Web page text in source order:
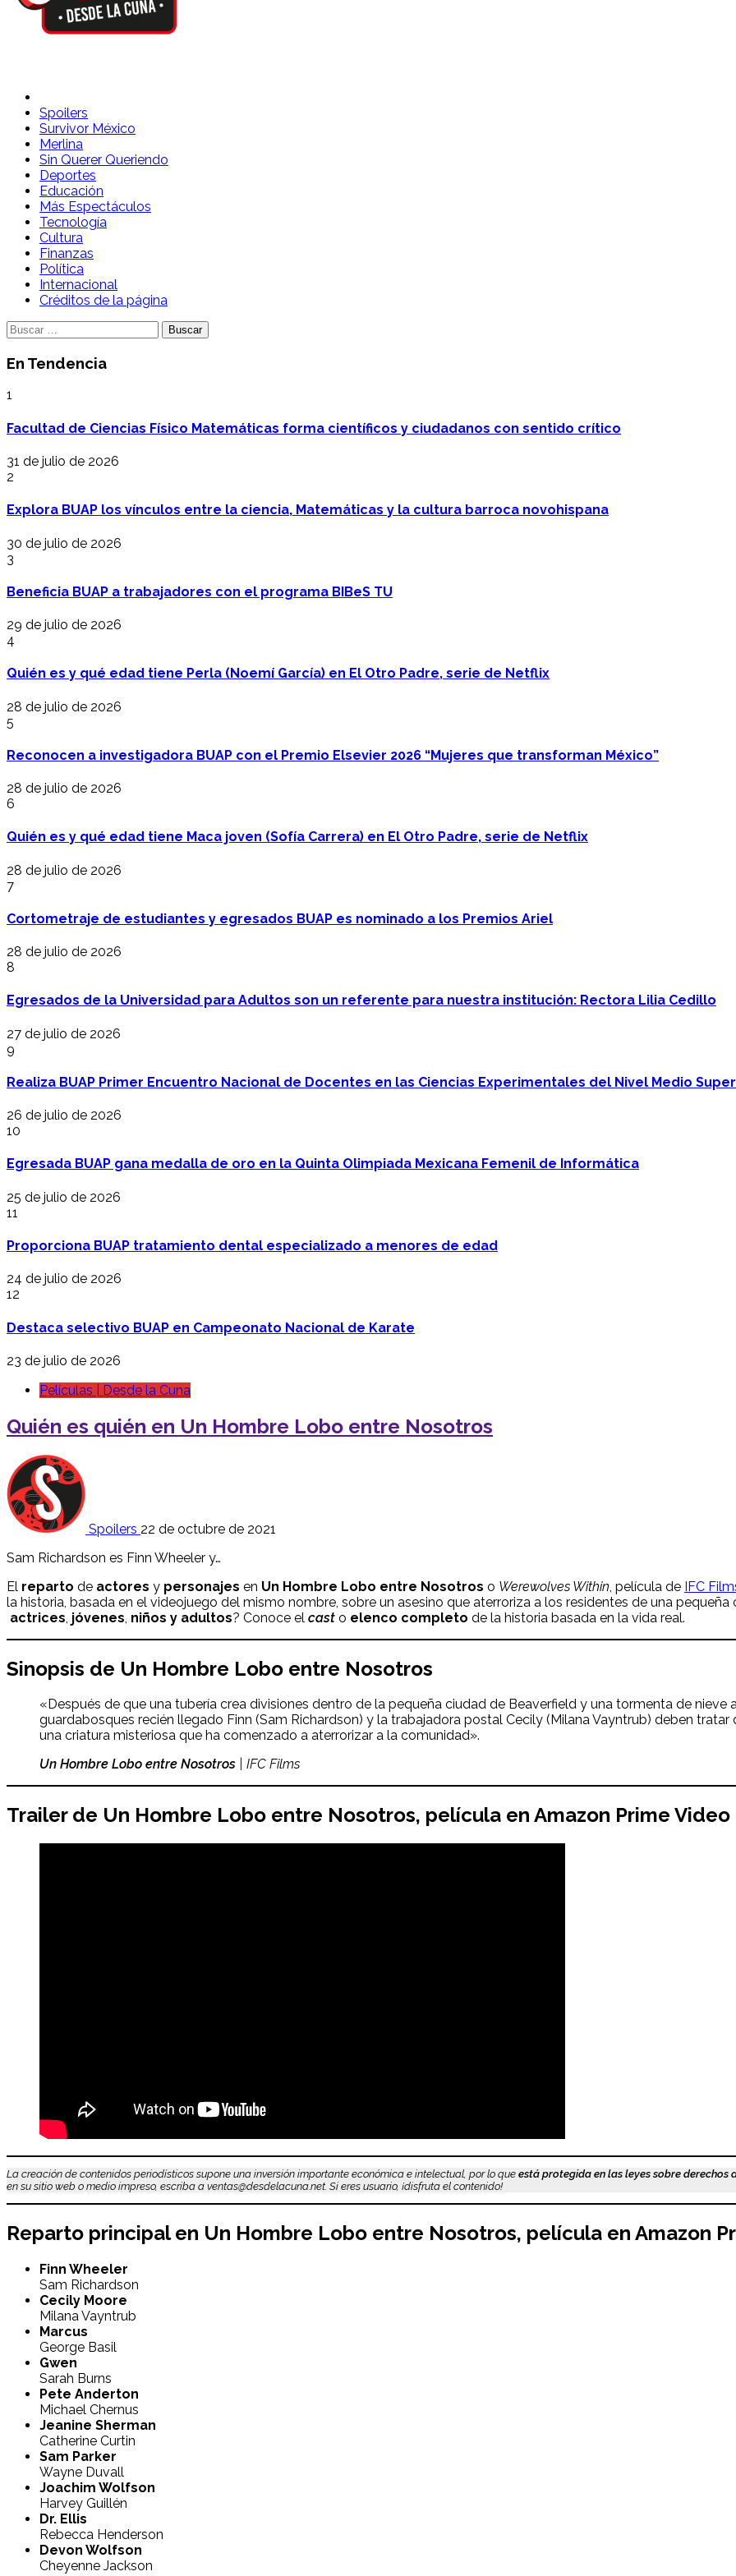
Spoilers Desde la Cuna
Sitio con información sobre series, película, reality shows y telenovelas
Spoilers
Survivor México
Merlina
Sin Querer Queriendo
Deportes
Educación
Más Espectáculos
Tecnología
Cultura
Finanzas
Política
Internacional
Créditos de la página
Buscar:
En Tendencia
1
Facultad de Ciencias Físico Matemáticas forma científicos y ciudadanos con sentido crítico
31 de julio de 2026
2
Explora BUAP los vínculos entre la ciencia, Matemáticas y la cultura barroca novohispana
30 de julio de 2026
3
Beneficia BUAP a trabajadores con el programa BIBeS TU
29 de julio de 2026
4
Quién es y qué edad tiene Perla (Noemí García) en El Otro Padre, serie de Netflix
28 de julio de 2026
5
Reconocen a investigadora BUAP con el Premio Elsevier 2026 “Mujeres que transforman México”
28 de julio de 2026
6
Quién es y qué edad tiene Maca joven (Sofía Carrera) en El Otro Padre, serie de Netflix
28 de julio de 2026
7
Cortometraje de estudiantes y egresados BUAP es nominado a los Premios Ariel
28 de julio de 2026
8
Egresados de la Universidad para Adultos son un referente para nuestra institución: Rectora Lilia Cedillo
27 de julio de 2026
9
Realiza BUAP Primer Encuentro Nacional de Docentes en las Ciencias Experimentales del Nivel Medio
26 de julio de 2026
10
Egresada BUAP gana medalla de oro en la Quinta Olimpiada Mexicana Femenil de Informática
25 de julio de 2026
11
Proporciona BUAP tratamiento dental especializado a menores de edad
24 de julio de 2026
12
Destaca selectivo BUAP en Campeonato Nacional de Karate
23 de julio de 2026
Películas | Desde la Cuna
Quién es quién en Un Hombre Lobo entre Nosotros
Spoilers 22 de octubre de 2021
Sam Richardson es Finn Wheeler y…
El reparto de actores y personajes en Un Hombre Lobo entre Nosotros o Werewolves Within , película de IFC
la historia, basada en el videojuego del mismo nombre, sobre un asesino que aterroriza a los residentes de una
actrices jóvenes niños y adultos? Conoce el cast o elenco completo de la historia basada en la vida real.
Sinopsis de Un Hombre Lobo entre Nosotros
«Después de que una tubería crea divisiones dentro de la pequeña ciudad de Beaverfield y una tormenta de
guardabosques recién llegado Finn (Sam Richardson) y la trabajadora postal Cecily (Milana Vayntrub) deben
una criatura misteriosa que ha comenzado a aterrorizar a la comunidad».
Un Hombre Lobo entre Nosotros | IFC Films
Trailer de Un Hombre Lobo entre Nosotros, película en Amazon Prime Video
La creación de contenidos periodísticos supone una inversión importante económica e intelectual, por lo que está protegida en las leyes sobre derechos
en su sitio web o medio impreso, escriba a ventas@desdelacuna.net. Si eres usuario, ¡disfruta el contenido!
Reparto principal en Un Hombre Lobo entre Nosotros, película en Amazon
Finn Wheeler
Sam Richardson
Cecily Moore
Milana Vayntrub
Marcus
George Basil
Gwen
Sarah Burns
Pete Anderton
Michael Chernus
Jeanine Sherman
Catherine Curtin
Sam Parker
Wayne Duvall
Joachim Wolfson
Harvey Guillén
Dr. Ellis
Rebecca Henderson
Devon Wolfson
Cheyenne Jackson